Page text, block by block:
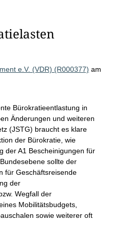
e.V. (VDR) (R000377) am
Bürokratieentlastung in
Änderungen und weiteren
(JSTG) braucht es klare
der Bürokratie, wie
der A1 Bescheinigungen für
sollte der
für Geschäftsreisende
der
Wegfall der
Mobilitätsbudgets,
sowie weiterer oft